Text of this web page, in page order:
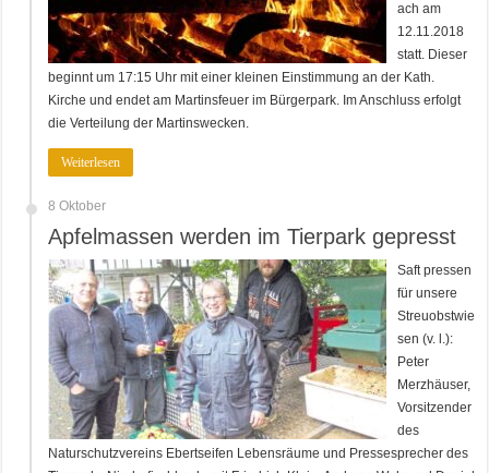
ach am
12.11.2018
statt. Dieser
beginnt um 17:15 Uhr mit einer kleinen Einstimmung an der Kath.
Kirche und endet am Martinsfeuer im Bürgerpark. Im Anschluss erfolgt
die Verteilung der Martinswecken.
Weiterlesen
8 Oktober
Apfelmassen werden im Tierpark gepresst
Saft pressen
für unsere
Streuobstwie
sen (v. l.):
Peter
Merzhäuser,
Vorsitzender
des
Naturschutzvereins Ebertseifen Lebensräume und Pressesprecher des